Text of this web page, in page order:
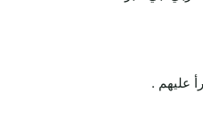
عليهم .